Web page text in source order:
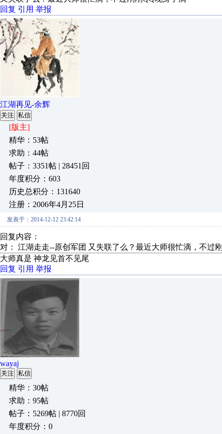
回复 引用 举报
江湖再见-余辉
关注 私信
[版主]
精华：53帖
求助：44帖
帖子：3351帖 | 28451回
年度积分：603
历史总积分：131640
注册：2006年4月25日
发表于：2014-12-12 23:42:14
回复内容：
对： 江湖走走--原创军团 又失联了么？最近大师很忙滴，不过
大师真是 神龙见首不见尾
回复 引用 举报
wayaj
关注 私信
精华：30帖
求助：95帖
帖子：5269帖 | 8770回
年度积分：0